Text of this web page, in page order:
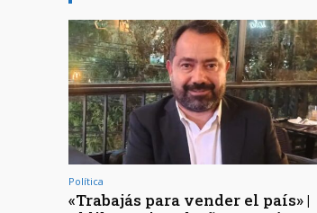
Política
«Trabajás para vender el país» |